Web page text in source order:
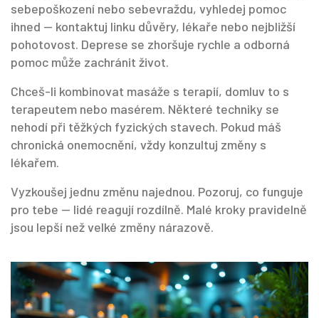
sebepoškození nebo sebevraždu, vyhledej pomoc
ihned — kontaktuj linku důvěry, lékaře nebo nejbližší
pohotovost. Deprese se zhoršuje rychle a odborná
pomoc může zachránit život.
Chceš-li kombinovat masáže s terapií, domluv to s
terapeutem nebo masérem. Některé techniky se
nehodí při těžkých fyzických stavech. Pokud máš
chronická onemocnění, vždy konzultuj změny s
lékařem.
Vyzkoušej jednu změnu najednou. Pozoruj, co funguje
pro tebe — lidé reagují rozdílně. Malé kroky pravidelně
jsou lepší než velké změny nárazově.